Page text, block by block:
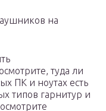
на
туда ли
ПК и ноутах есть
типов гарнитур и